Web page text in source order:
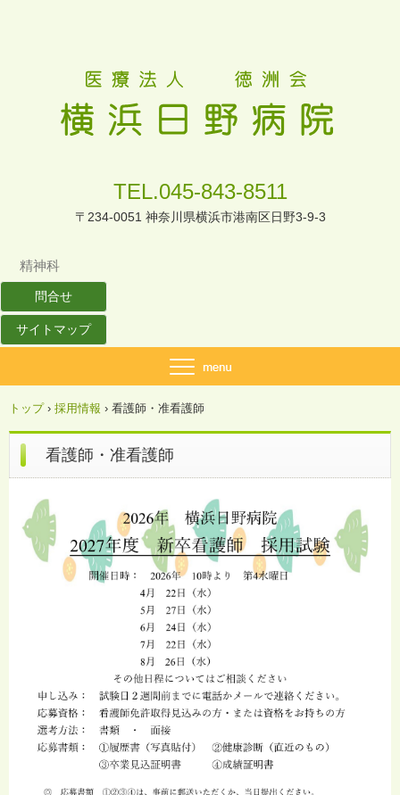
TEL.045-843-8511
〒234-0051 神奈川県横浜市港南区日野3-9-3
精神科
問合せ
サイトマップ
トップ › 採用情報 › 看護師・准看護師
看護師・准看護師